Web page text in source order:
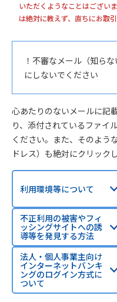
いただくようなことはござい
は絶対に教えず、直ちにお取
！不審なメール（知ら
にしないでください
心あたりのないメールに記
り、添付されているファイ
ください。また、そのよう
ドレス）も絶対にクリック
利用環境等について
不正利用の被害やフィ
ッシングサイトへの誘
導等を発見する方法
法人・個人事業主向け
インターネットバンキ
ングのログイン方式に
ついて